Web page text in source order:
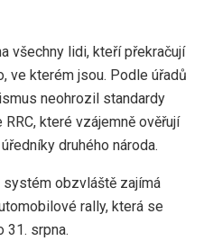
všechny lidi, kteří překračují
ve kterém jsou. Podle úřadů
neohrozil standardy
které vzájemně ověřují
druhého národa.
systém obzvláště zajímá
rally, která se
31. srpna.